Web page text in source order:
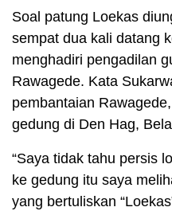
Soal patung Loekas
sempat dua kali datang
menghadiri pengadilan
Rawagede. Kata
pembantaian
gedung di Den Hag,
“Saya tidak tahu persis
ke gedung itu saya
yang bertuliskan